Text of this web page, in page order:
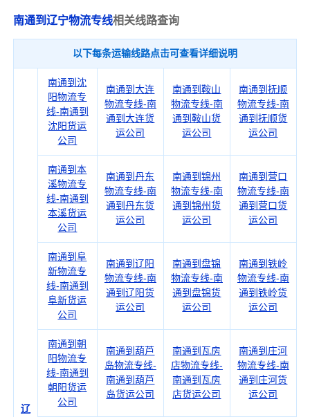
南通到辽宁物流专线相关线路查询
以下每条运输线路点击可查看详细说明
辽
南通到沈
阳物流专
线-南通到
沈阳货运
公司
南通到大连
物流专线-南
通到大连货
运公司
南通到鞍山
物流专线-南
通到鞍山货
运公司
南通到抚顺
物流专线-南
通到抚顺货
运公司
南通到本
溪物流专
线-南通到
本溪货运
公司
南通到丹东
物流专线-南
通到丹东货
运公司
南通到锦州
物流专线-南
通到锦州货
运公司
南通到营口
物流专线-南
通到营口货
运公司
南通到阜
新物流专
线-南通到
阜新货运
公司
南通到辽阳
物流专线-南
通到辽阳货
运公司
南通到盘锦
物流专线-南
通到盘锦货
运公司
南通到铁岭
物流专线-南
通到铁岭货
运公司
南通到朝
阳物流专
线-南通到
朝阳货运
公司
南通到葫芦
岛物流专线-
南通到葫芦
岛货运公司
南通到瓦房
店物流专线-
南通到瓦房
店货运公司
南通到庄河
物流专线-南
通到庄河货
运公司